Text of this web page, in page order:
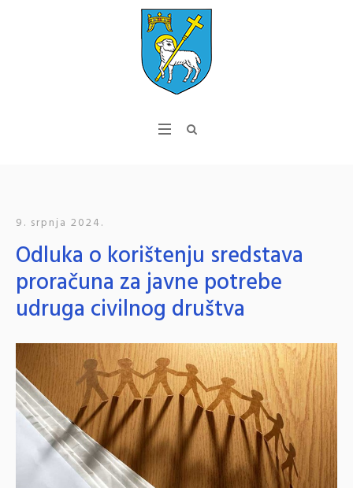
9. srpnja 2024.
Odluka o korištenju sredstava
proračuna za javne potrebe
udruga civilnog društva